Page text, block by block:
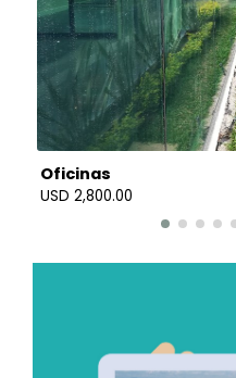
Oficinas
USD 2,800.00